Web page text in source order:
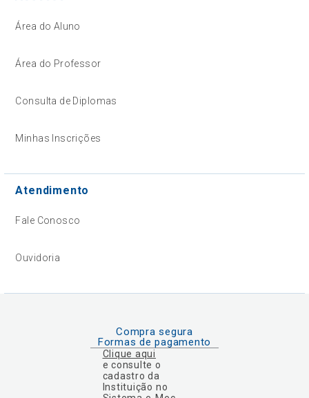
Área do Aluno
Área do Professor
Consulta de Diplomas
Minhas Inscrições
Atendimento
Fale Conosco
Ouvidoria
Compra segura
Formas de pagamento
Clique aqui
e consulte o
cadastro da
Instituição no